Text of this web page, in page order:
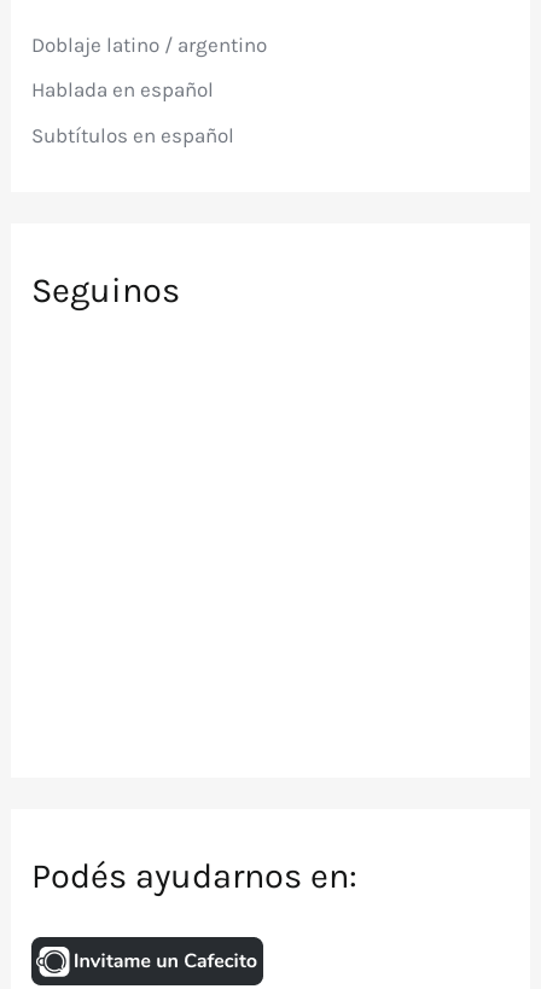
o
:
Doblaje latino / argentino
Hablada en español
Subtítulos en español
Seguinos
Podés ayudarnos en: